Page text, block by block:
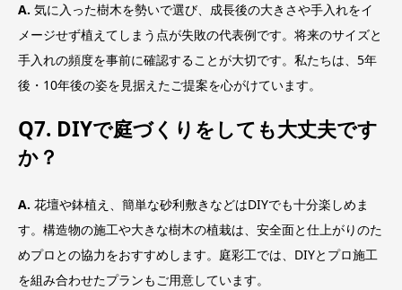
A. 気に入った樹木を勢いで選び、成長後の大きさや手入れをイ
メージせず植えてしまう点が失敗の代表例です。将来のサイズと
手入れの頻度を事前に確認することが大切です。私たちは、5年
後・10年後の姿を見据えたご提案を心がけています。
Q7. DIYで庭づくりをしても大丈夫です
か？
A. 花壇や鉢植え、簡単な砂利敷きなどはDIYでも十分楽しめま
す。構造物の施工や大きな樹木の植栽は、安全面と仕上がりのた
めプロとの協力をおすすめします。庭彩工では、DIYとプロ施工
を組み合わせたプランもご用意しています。